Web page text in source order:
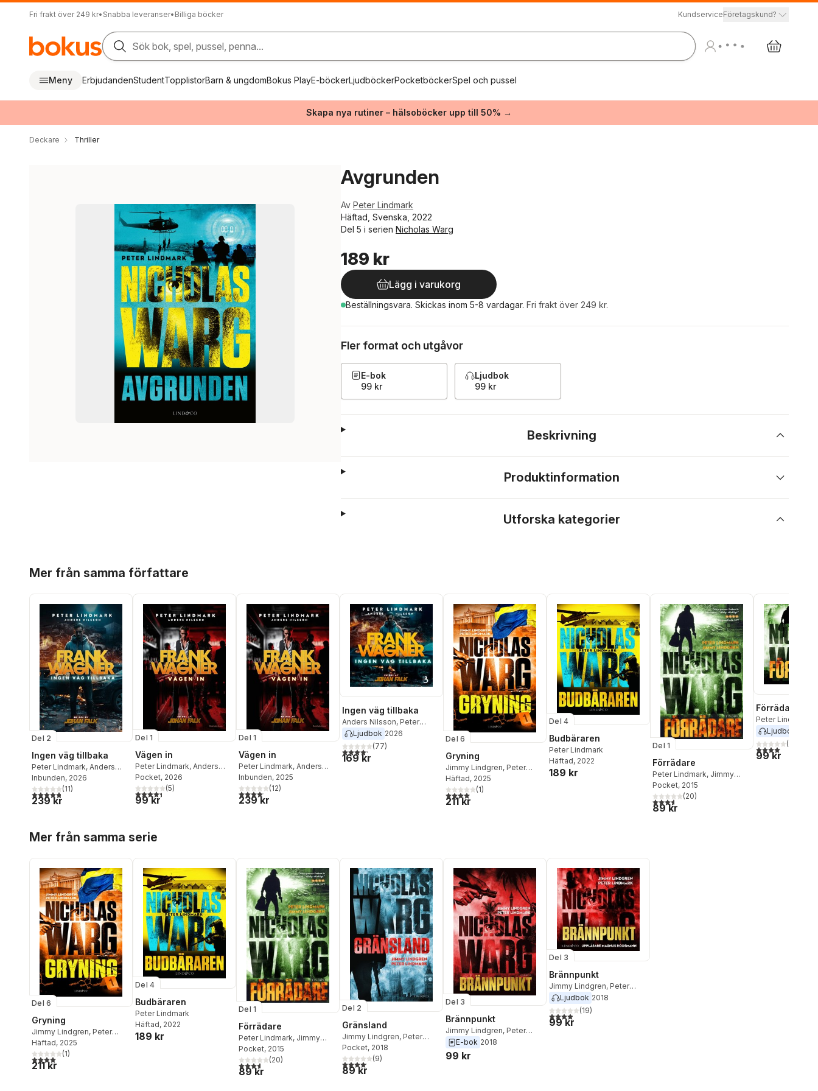
Fri frakt över 249 kr• Snabba leveranser• Billiga böcker KundserviceFöretagskund?
Sök bok, spel, pussel, penna...
Meny ErbjudandenStudentTopplistorBarn & ungdomBokus PlayE-böckerLjudböckerPocketböckerSpel och pussel
Skapa nya rutiner – hälsoböcker upp till 50% →
Deckare Thriller
Avgrunden
Av Peter Lindmark
Häftad, Svenska, 2022
Del 5 i serien Nicholas Warg
189 kr
Lägg i varukorg
Beställningsvara. Skickas inom 5-8 vardagar. Fri frakt över 249 kr.
Fler format och utgåvor
E-bok
99 kr
Ljudbok
99 kr
Beskrivning
Produktinformation
Utforska kategorier
Mer från samma författare
Del 2
Ingen väg tillbaka
Peter Lindmark, Anders
Nilsson
Inbunden, 2026
4,8utav 5 stjärnor. Totalt antal röster:
(11)
239 kr
Del 1
Vägen in
Peter Lindmark, Anders
Nilsson
Pocket, 2026
4,4utav 5 stjärnor. Totalt antal röster:
(5)
99 kr
Del 1
Vägen in
Peter Lindmark, Anders
Nilsson
Inbunden, 2025
4,1utav 5 stjärnor. Totalt antal röster:
(12)
239 kr
Ingen väg tillbaka
Anders Nilsson, Peter
Lindmark
Ljudbok 2026
4,2utav 5 stjärnor. Totalt antal röster:
(77)
169 kr
Del 6
Gryning
Jimmy Lindgren, Peter
Lindmark
Häftad, 2025
4,0utav 5 stjärnor. Totalt antal röster:
(1)
211 kr
Del 4
Budbäraren
Peter Lindmark
Häftad, 2022
189 kr
Del 1
Förrädare
Peter Lindmark, Jimmy
Lindgren
Pocket, 2015
3,6utav 5 stjärnor. Totalt antal röster:
(20)
89 kr
Förrädare
Peter Lindmark
Lindgren
Ljudbok
4,0utav 5(
99 kr
Mer från samma serie
Del 6
Gryning
Jimmy Lindgren, Peter
Lindmark
Häftad, 2025
4,0utav 5 stjärnor. Totalt antal röster:
(1)
211 kr
Del 4
Budbäraren
Peter Lindmark
Häftad, 2022
189 kr
Del 1
Förrädare
Peter Lindmark, Jimmy
Lindgren
Pocket, 2015
3,6utav 5 stjärnor. Totalt antal röster:
(20)
89 kr
Del 2
Gränsland
Jimmy Lindgren, Peter
Lindmark
Pocket, 2018
4,1utav 5 stjärnor. Totalt antal röster:
(9)
89 kr
Del 3
Brännpunkt
Jimmy Lindgren, Peter
Lindmark
E-bok 2018
99 kr
Del 3
Brännpunkt
Jimmy Lindgren, Peter
Lindmark
Ljudbok 2018
3,9utav 5 stjärnor. Totalt antal röster:
(19)
99 kr